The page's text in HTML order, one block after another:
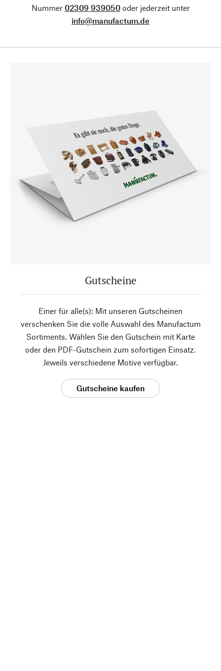
Nummer 02309 939050oder jederzeit unter
info@manufactum.de
Gutscheine
Einer für alle(s): Mit unseren Gutscheinen
verschenken Sie die volle Auswahl des Manufactum
Sortiments. Wählen Sie den Gutschein mit Karte
oder den PDF-Gutschein zum sofortigen Einsatz.
Jeweils verschiedene Motive verfügbar.
Gutscheine kaufen